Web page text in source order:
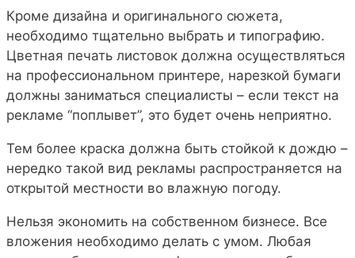
Кроме дизайна и оригинального сюжета,
необходимо тщательно выбрать и типографию.
Цветная печать листовок должна осуществляться
на профессиональном принтере, нарезкой бумаги
должны заниматься специалисты – если текст на
рекламе “поплывет”, это будет очень неприятно.
Тем более краска должна быть стойкой к дождю –
нередко такой вид рекламы распространяется на
открытой местности во влажную погоду.
Нельзя экономить на собственном бизнесе. Все
вложения необходимо делать с умом. Любая